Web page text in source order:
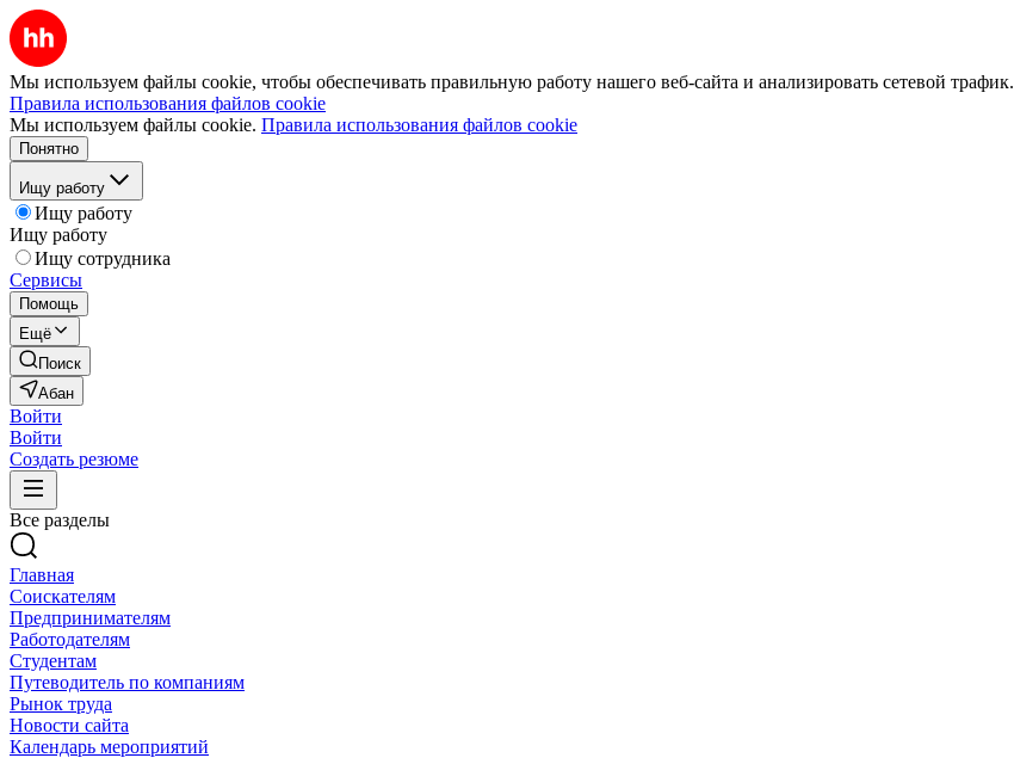
Мы используем файлы cookie, чтобы обеспечивать правильную работу нашего веб-сайта и анализировать сетевой трафик.
Правила использования файлов cookie
Мы используем файлы cookie. Правила использования файлов cookie
Понятно
Ищу работу
Ищу работу
Ищу работу
Ищу сотрудника
Сервисы
Помощь
Ещё
Поиск
Абан
Войти
Войти
Создать резюме
Все разделы
Главная
Соискателям
Предпринимателям
Работодателям
Студентам
Путеводитель по компаниям
Рынок труда
Новости сайта
Календарь мероприятий